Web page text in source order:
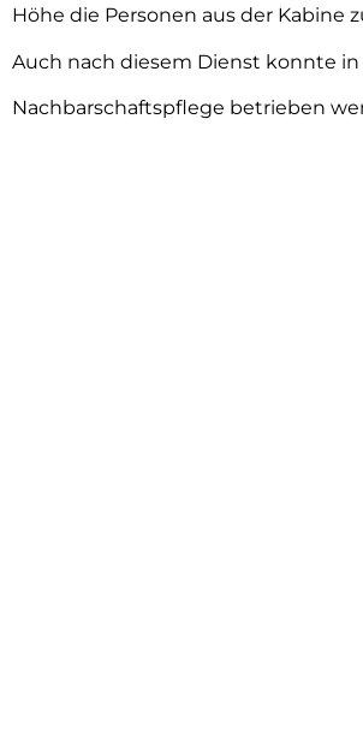
Höhe die Personen aus der Kabine
Auch nach diesem Dienst konnte
Nachbarschaftspflege betrieben